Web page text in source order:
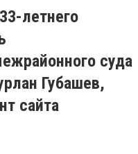
летнего
суда
Губашев,
сайта